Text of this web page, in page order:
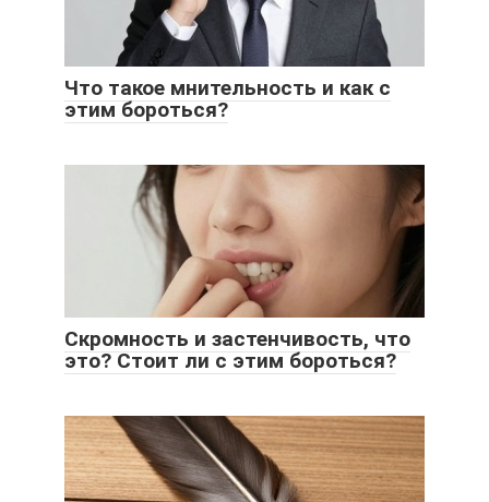
Что такое мнительность и как с
этим бороться?
Скромность и застенчивость, что
это? Стоит ли с этим бороться?